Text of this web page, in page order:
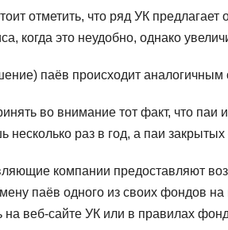
отметить, что ряд УК
когда это неудобно, однако
паёв происходит аналогичным
во внимание тот факт, что
несколько раз в год, а паи
компании предоставляют
паёв одного из своих фондов
на веб-сайте УК или в правилах